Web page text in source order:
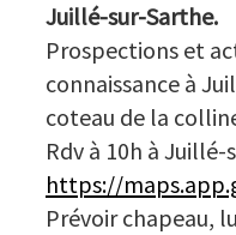
Juillé-sur-Sarthe.
Prospections et
connaissance à
coteau de la
Rdv à 10h à Juillé-
https://
Prévoir chapeau,